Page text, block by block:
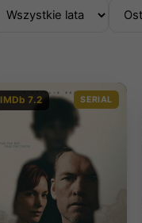
IMDb 7.2 SERIAL